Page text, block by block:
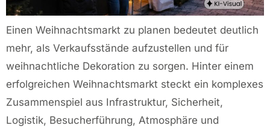
Einen Weihnachtsmarkt zu planen bedeutet deutlich
mehr, als Verkaufsstände aufzustellen und für
weihnachtliche Dekoration zu sorgen. Hinter einem
erfolgreichen Weihnachtsmarkt steckt ein komplexes
Zusammenspiel aus Infrastruktur, Sicherheit,
Logistik, Besucherführung, Atmosphäre und